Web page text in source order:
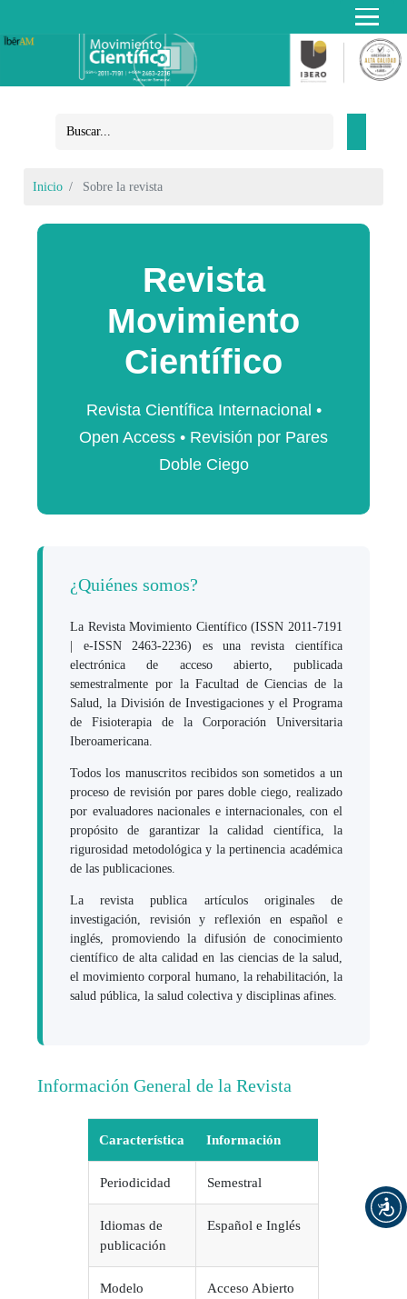
Inicio Sobre la revista
Revista
Movimiento
Científico
Revista Científica Internacional •
Open Access • Revisión por Pares
Doble Ciego
¿Quiénes somos?
La Revista Movimiento Científico (ISSN 2011-7191
| e-ISSN 2463-2236) es una revista científica
electrónica de acceso abierto, publicada
semestralmente por la Facultad de Ciencias de la
Salud, la División de Investigaciones y el Programa
de Fisioterapia de la Corporación Universitaria
Iberoamericana.
Todos los manuscritos recibidos son sometidos a un
proceso de revisión por pares doble ciego, realizado
por evaluadores nacionales e internacionales, con el
propósito de garantizar la calidad científica, la
rigurosidad metodológica y la pertinencia académica
de las publicaciones.
La revista publica artículos originales de
investigación, revisión y reflexión en español e
inglés, promoviendo la difusión de conocimiento
científico de alta calidad en las ciencias de la salud,
el movimiento corporal humano, la rehabilitación, la
salud pública, la salud colectiva y disciplinas afines.
Información General de la Revista
Característica Información
Periodicidad Semestral
Idiomas de
publicación
Español e Inglés
Modelo
Acceso Abierto